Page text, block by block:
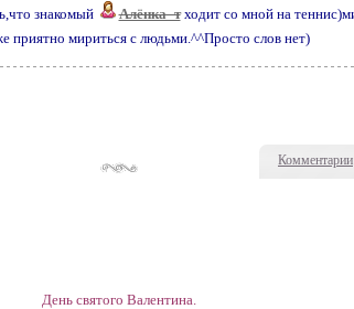
Комментарии
знакомый
Алёнка_тходит со мной на
приятно мириться с людьми.^^Просто слов нет)
День святого Валентина.